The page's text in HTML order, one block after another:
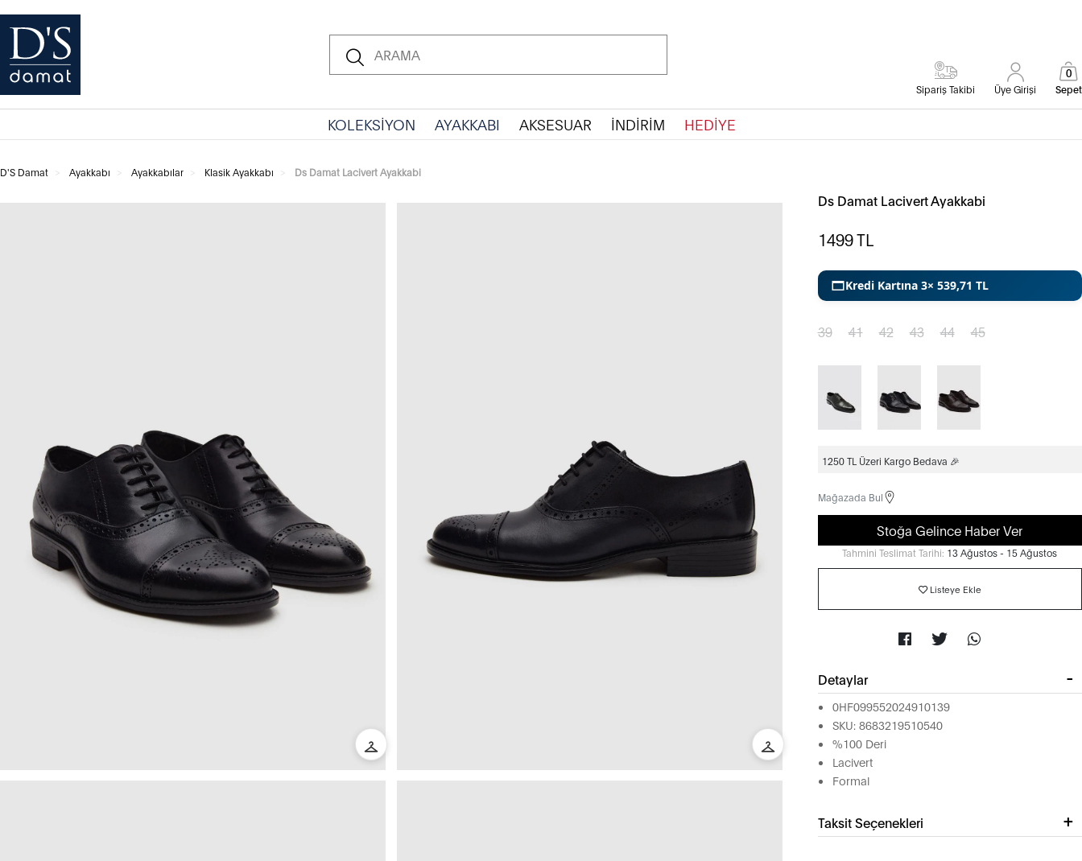
Sipariş Takibi Üye Girişi Sepet
0
KOLEKSİYON AYAKKABI AKSESUAR İNDİRİM HEDİYE
D'S Damat Ayakkabı Ayakkabılar Klasik Ayakkabı Ds Damat Lacivert Ayakkabi
Ds Damat Lacivert Ayakkabi
1499TL
Kredi Kartına 3× 539,71 TL
39 41 42 43 44 45
1250 TL Üzeri Kargo Bedava 🎉
Mağazada Bul
Stoğa Gelince Haber Ver
Tahmini Teslimat Tarihi: 13 Ağustos - 15 Ağustos
Listeye Ekle
Detaylar
0HF099552024910139
SKU: 8683219510540
%100 Deri
Lacivert
Formal
Taksit Seçenekleri